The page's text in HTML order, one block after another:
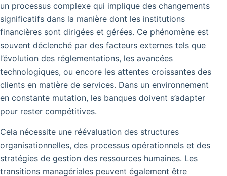
un processus complexe qui implique des changements
significatifs dans la manière dont les institutions
financières sont dirigées et gérées. Ce phénomène est
souvent déclenché par des facteurs externes tels que
l’évolution des réglementations, les avancées
technologiques, ou encore les attentes croissantes des
clients en matière de services. Dans un environnement
en constante mutation, les banques doivent s’adapter
pour rester compétitives.
Cela nécessite une réévaluation des structures
organisationnelles, des processus opérationnels et des
stratégies de gestion des ressources humaines. Les
transitions managériales peuvent également être